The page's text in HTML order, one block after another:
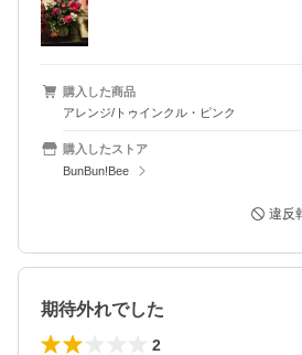
購入した商品
アレンジ/トゥインクル・ピンク
購入したストア
BunBun!Bee
違反
期待外れでした
2